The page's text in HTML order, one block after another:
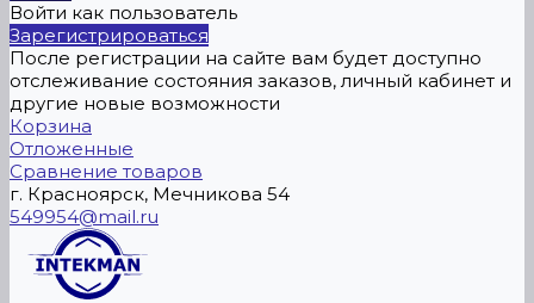
Войти как пользователь
Зарегистрироваться
После регистрации на сайте вам будет доступно
отслеживание состояния заказов, личный кабинет и
другие новые возможности
Корзина
Отложенные
Сравнение товаров
г. Красноярск, Мечникова 54
549954@mail.ru